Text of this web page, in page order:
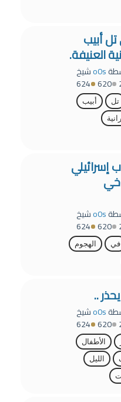
أبيب
العنيفة.
o0sشيخ
620
624
تل
أبيب
مصاب إسرائيلي
o0sشيخ
620
624
في
الهجوم
..
o0sشيخ
620
624
الأطفال
الليل